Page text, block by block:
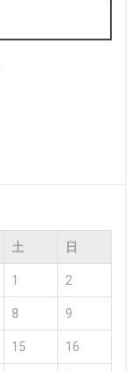
土 日
1 2
8 9
15 16